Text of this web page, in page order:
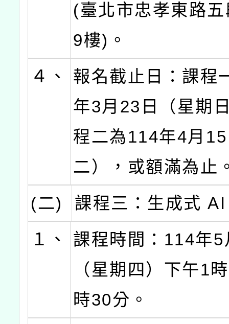
(臺北市忠孝東路
9樓)。
４、
報名截止日：課程
年3月23日（星期
程二為114年4月
二），或額滿為止
(二)
課程三：生成式
１、
課程時間：114年5
（星期四）下午1
時30分。